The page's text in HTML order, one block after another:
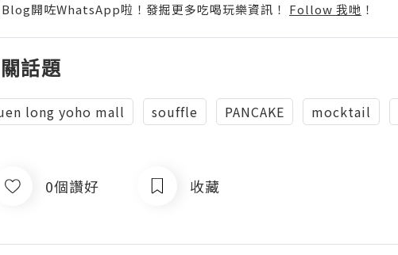
開咗WhatsApp啦！發掘更多吃喝玩樂資訊！ Follow 我哋 ！
話題
long yoho mall souffle PANCAKE mocktail
0個讚好 收藏